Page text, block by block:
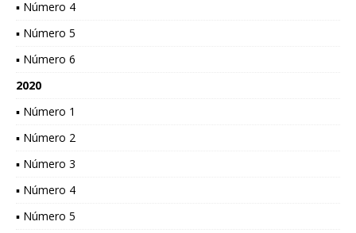
▪ Número 4
▪ Número 5
▪ Número 6
2020
▪ Número 1
▪ Número 2
▪ Número 3
▪ Número 4
▪ Número 5